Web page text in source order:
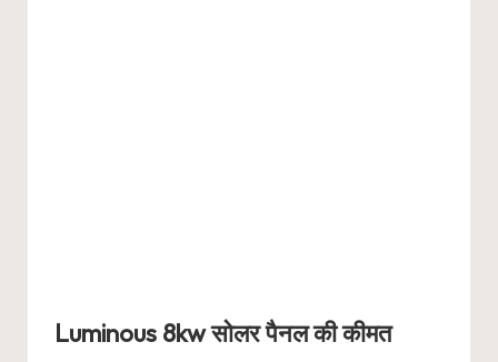
Luminous 8kw सोलर पैनल की कीमत